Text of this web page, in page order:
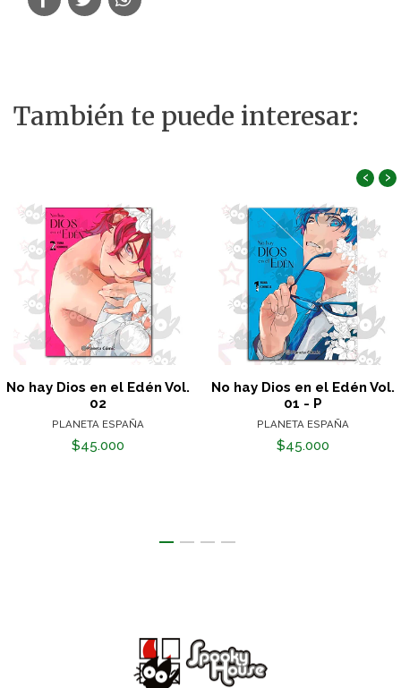
También te puede interesar:
No hay Dios en el Edén Vol.
02
PLANETA ESPAÑA
$45.000
No hay Dios en el Edén Vol.
01 - P
PLANETA ESPAÑA
$45.000
‹ ›